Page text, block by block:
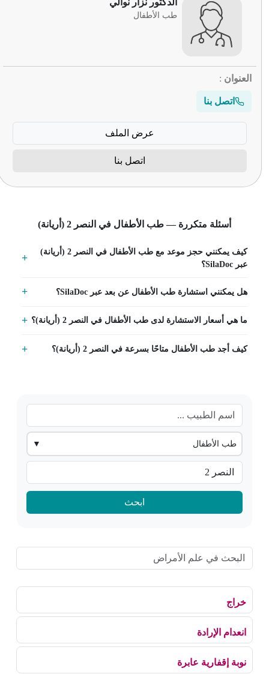
طب الأطفال
ابحث
خراج
انعدام الإرادة
نوبة إقفارية عابرة
الدكتور نزار نوالي
طب الأطفال
العنوان :
اتصل بنا
عرض الملف
اتصل بنا
أسئلة متكررة — طب الأطفال في النصر 2 (أريانة)
كيف يمكنني حجز موعد مع طب الأطفال في النصر 2 (أريانة)
عبر SilaDoc؟
هل يمكنني استشارة طب الأطفال عن بعد عبر SilaDoc؟
ما هي أسعار الاستشارة لدى طب الأطفال في النصر 2 (أريانة)؟
كيف أجد طب الأطفال متاحًا بسرعة في النصر 2 (أريانة)؟